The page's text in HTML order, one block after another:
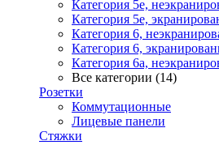
Категория 5е,
Категория 5е,
Категория 6,
Категория 6,
Категория 6а,
Все категории (14)
Розетки
Коммутационные
Лицевые панели
Стяжки